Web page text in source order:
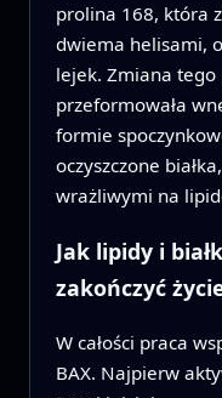
prolina 168, która
dwiema helisami,
lejek. Zmiana
przeformowała
formie
oczyszczone
wrażliwymi na
Jak lipidy i
zakończyć
W całości praca
BAX. Najpierw